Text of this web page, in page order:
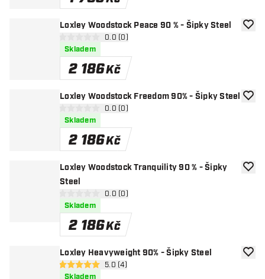
Loxley Woodstock Peace 90 % - Šipky Steel
otevřít panel recenzí
0 hodnoticí hvězdičky
0.0 (0)
Skladem
2 186Kč
Loxley Woodstock Freedom 90% - Šipky Steel
otevřít panel recenzí
0 hodnoticí hvězdičky
0.0 (0)
Skladem
2 186Kč
Loxley Woodstock Tranquility 90 % - Šipky
Steel
otevřít panel recenzí
0 hodnoticí hvězdičky
0.0 (0)
Skladem
2 186Kč
Loxley Heavyweight 90% - Šipky Steel
otevřít panel recenzí
5 hodnoticí hvězdičky
5.0 (4)
Skladem